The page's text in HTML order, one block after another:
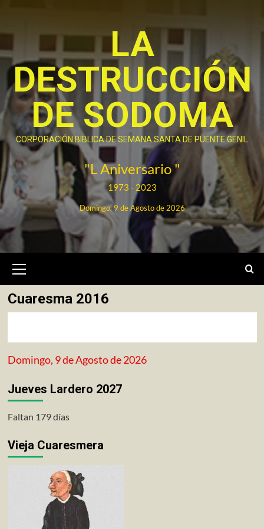
contenido
LA
DESTRUCCIÓN
DE SODOMA
CORPORACIÓN BIBLICA DE SEMANA SANTA DE PUENTE GENIL
"L Aniversario "
1973 - 2023
Domingo, 9 de Agosto de 2026
primario
Cuaresma 2016
Domingo, 9 de Agosto de 2026
Jueves Lardero 2027
Faltan 179 días
Vieja Cuaresmera